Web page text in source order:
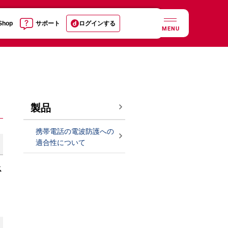
サポート ログインする
MENU
製品
携帯電話の電波防護への
適合性について